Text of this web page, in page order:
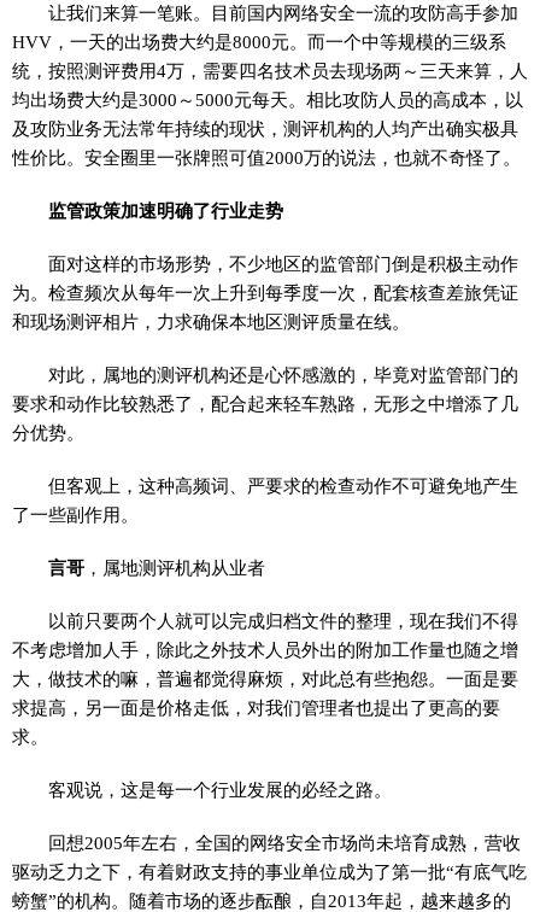
让我们来算一笔账。目前国内网络安全一流的攻防高手参加
HVV，一天的出场费大约是8000元。而一个中等规模的三级系
统，按照测评费用4万，需要四名技术员去现场两～三天来算，人
均出场费大约是3000～5000元每天。相比攻防人员的高成本，以
及攻防业务无法常年持续的现状，测评机构的人均产出确实极具
性价比。安全圈里一张牌照可值2000万的说法，也就不奇怪了。
监管政策加速明确了行业走势
面对这样的市场形势，不少地区的监管部门倒是积极主动作
为。检查频次从每年一次上升到每季度一次，配套核查差旅凭证
和现场测评相片，力求确保本地区测评质量在线。
对此，属地的测评机构还是心怀感激的，毕竟对监管部门的
要求和动作比较熟悉了，配合起来轻车熟路，无形之中增添了几
分优势。
但客观上，这种高频词、严要求的检查动作不可避免地产生
了一些副作用。
言哥 ，属地测评机构从业者
以前只要两个人就可以完成归档文件的整理，现在我们不得
不考虑增加人手，除此之外技术人员外出的附加工作量也随之增
大，做技术的嘛，普遍都觉得麻烦，对此总有些抱怨。一面是要
求提高，另一面是价格走低，对我们管理者也提出了更高的要
求。
客观说，这是每一个行业发展的必经之路。
回想2005年左右，全国的网络安全市场尚未培育成熟，营收
驱动乏力之下，有着财政支持的事业单位成为了第一批“有底气吃
螃蟹”的机构。随着市场的逐步酝酿，自2013年起，越来越多的